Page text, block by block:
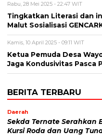
Rabu, 28 Mei 2025 - 22:47 WIT
Tingkatkan Literasi dan
Malut Sosialisasi
Kamis, 10 April 2025 - 09:11 WIT
Ketua Pemuda Desa
Jaga Kondusivitas Pasca
BERITA TERBARU
Daerah
Sekda Ternate Serahkan
Kursi Roda dan Uang